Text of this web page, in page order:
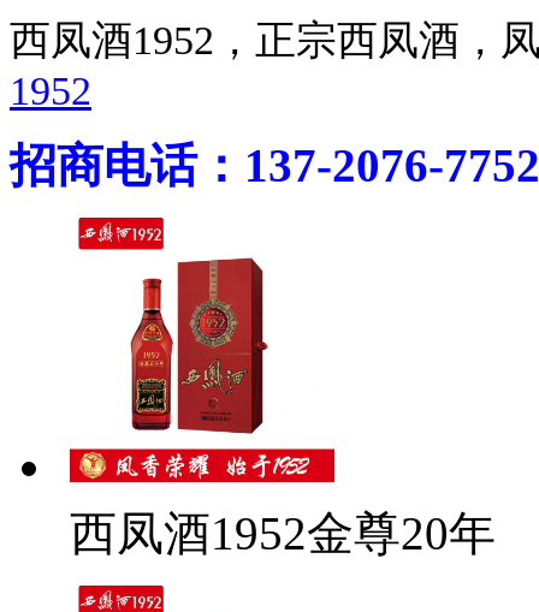
西凤酒1952，正宗西凤酒
1952
招商电话：137-2076-7752
西凤酒1952金尊20年